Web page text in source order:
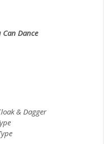
Dance
& Dagger